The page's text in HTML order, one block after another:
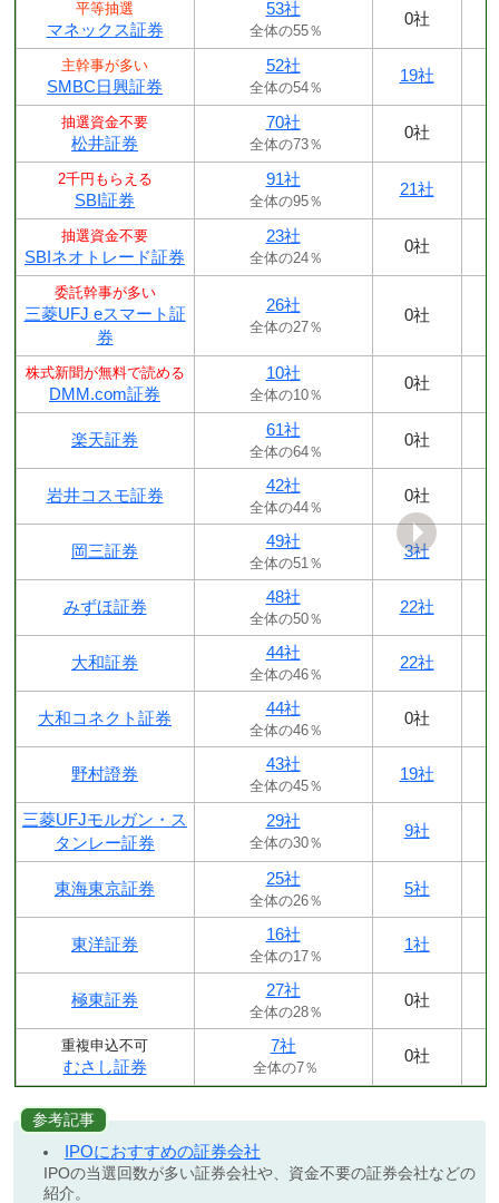
平等抽選
マネックス証券
53社
全体の55％
0社
主幹事が多い
SMBC日興証券
52社
全体の54％
19社
抽選資金不要
松井証券
70社
全体の73％
0社
2千円もらえる
SBI証券
91社
全体の95％
21社
抽選資金不要
SBIネオトレード証券
23社
全体の24％
0社
委託幹事が多い
三菱UFJ eスマート証
券
26社
全体の27％
0社
株式新聞が無料で読める
DMM.com証券
10社
全体の10％
0社
楽天証券
61社
全体の64％
0社
岩井コスモ証券
42社
全体の44％
0社
岡三証券
49社
全体の51％
3社
みずほ証券
48社
全体の50％
22社
大和証券
44社
全体の46％
22社
大和コネクト証券
44社
全体の46％
0社
野村證券
43社
全体の45％
19社
三菱UFJモルガン・ス
タンレー証券
29社
全体の30％
9社
東海東京証券
25社
全体の26％
5社
東洋証券
16社
全体の17％
1社
極東証券
27社
全体の28％
0社
重複申込不可
むさし証券
7社
全体の7％
0社
参考記事
IPOにおすすめの証券会社
IPOの当選回数が多い証券会社や、資金不要の証券会社などの
紹介。